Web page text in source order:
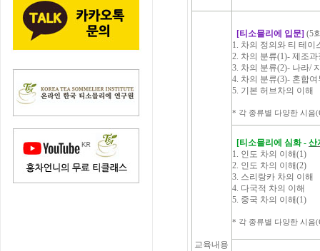
교육내용
[티소믈리에 입문] (5
1. 차의 정의와 티 테이
2. 차의 분류(1)- 제조과
3. 차의 분류(2)- 나라/
4. 차의 분류(3)- 혼합
5. 기본 허브차의 이해
* 각 종류별 다양한 시음
[티소믈리에 심화 - 산
1. 인도 차의 이해(1)
2. 인도 차의 이해(2)
3. 스리랑카 차의 이해
4. 다국적 차의 이해
5. 중국 차의 이해(1)
* 각 종류별 다양한 시음